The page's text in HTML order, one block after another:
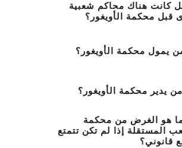
كانت هناك محاكم شعبية
قبل محكمة الأويغور؟
يمول محكمة الأويغور؟
يدير محكمة الأويغور؟
هو الغرض من محكمة
المستقلة إذا لم تكن تتمتع
قانوني؟